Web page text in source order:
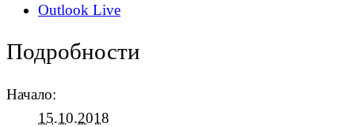
Outlook Live
Подробности
Начало:
15.10.2018